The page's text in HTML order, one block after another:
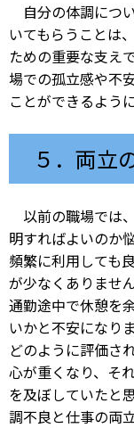
自分の体調につ
いてもらうことは
ための重要な支え
場での孤立感や不
ことができるよう
５．両立
以前の職場では
明すればよいのか
頻繁に利用しても
が少なくありませ
通勤途中で休憩を
いかと不安になり
どのように評価さ
心が重くなり、そ
を及ぼしていたと
調不良と仕事の両